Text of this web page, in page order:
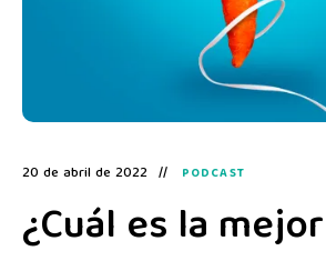
20 de abril de 2022 PODCAST
¿Cuál es la